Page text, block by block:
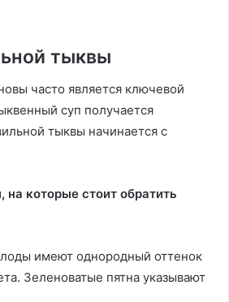
тыквы
часто является ключевой
суп получается
тыквы начинается с
которые стоит обратить
имеют однородный оттенок
Зеленоватые пятна указывают